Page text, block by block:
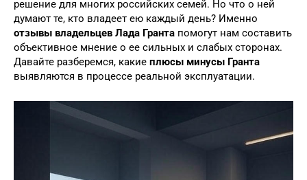
решение для многих российских семей. Но что о ней
думают те, кто владеет ею каждый день? Именно
отзывы владельцев Лада Гранта помогут нам составить
объективное мнение о ее сильных и слабых сторонах.
Давайте разберемся, какие плюсы минусы Гранта
выявляются в процессе реальной эксплуатации.